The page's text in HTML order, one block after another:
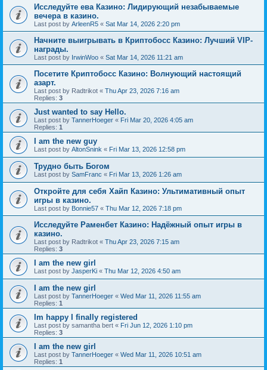
Исследуйте ева Казино: Лидирующий незабываемые
вечера в казино.
Last post by ArleenR5 « Sat Mar 14, 2026 2:20 pm
Начните выигрывать в Криптобосс Казино: Лучший VIP-
награды.
Last post by IrwinWoo « Sat Mar 14, 2026 11:21 am
Посетите Криптобосс Казино: Волнующий настоящий
азарт.
Last post by Radtrikot « Thu Apr 23, 2026 7:16 am
Replies: 3
Just wanted to say Hello.
Last post by TannerHoeger « Fri Mar 20, 2026 4:05 am
Replies: 1
I am the new guy
Last post by AltonSnink « Fri Mar 13, 2026 12:58 pm
Трудно быть Богом
Last post by SamFranc « Fri Mar 13, 2026 1:26 am
Откройте для себя Хайп Казино: Ультимативный опыт
игры в казино.
Last post by Bonnie57 « Thu Mar 12, 2026 7:18 pm
Исследуйте Раменбет Казино: Надёжный опыт игры в
казино.
Last post by Radtrikot « Thu Apr 23, 2026 7:15 am
Replies: 3
I am the new girl
Last post by JasperKi « Thu Mar 12, 2026 4:50 am
I am the new girl
Last post by TannerHoeger « Wed Mar 11, 2026 11:55 am
Replies: 1
Im happy I finally registered
Last post by samantha bert « Fri Jun 12, 2026 1:10 pm
Replies: 3
I am the new girl
Last post by TannerHoeger « Wed Mar 11, 2026 10:51 am
Replies: 1